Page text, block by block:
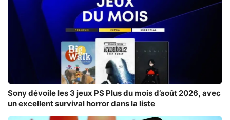
Sony dévoile les 3 jeux PS Plus du mois d’août 2026, avec
un excellent survival horror dans la liste